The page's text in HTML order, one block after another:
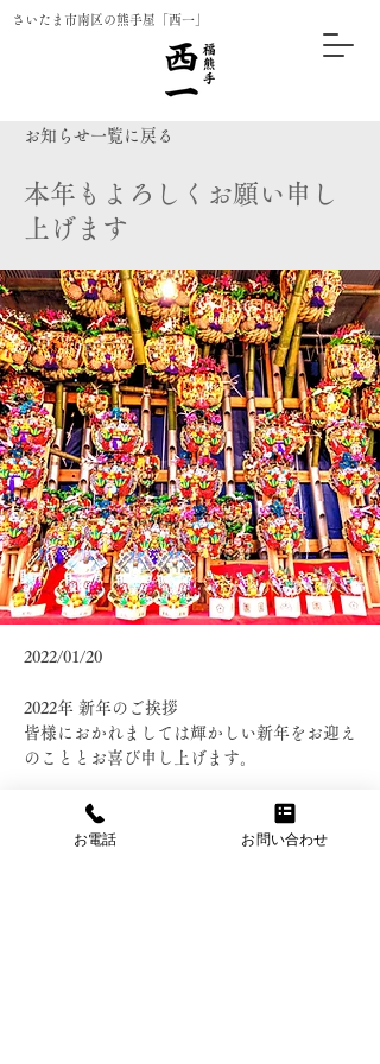
さいたま市南区の熊手屋「西一」
お知らせ一覧に戻る
本年もよろしくお願い申し
上げます
2022/01/20
2022年 新年のご挨拶
皆様におかれましては輝かしい新年をお迎え
のこととお喜び申し上げます。
本年も、より一層のご支援、お引立てを賜り
ますようお願い申し上げます。
お電話 お問い合わせ